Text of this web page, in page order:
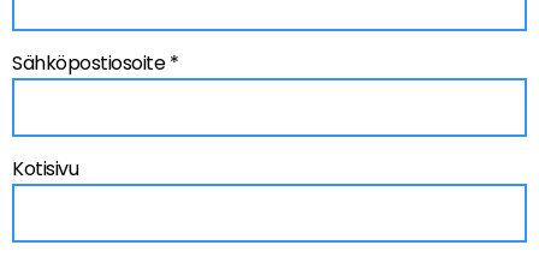
Sähköpostiosoite*
Kotisivu